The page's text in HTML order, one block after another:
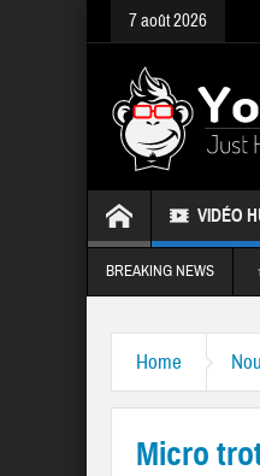
7 août 2026
VIDÉO
BREAKING NEWS
La fête des couleurs en Inde
Home
Micro